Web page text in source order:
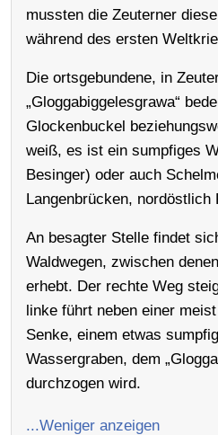
mussten die Zeuterner
während des ersten
Die ortsgebundene, in
„Gloggabiggelesgrawa“
Glockenbuckel
weiß, es ist ein sumpfiges
Besinger) oder auch
Langenbrücken, nordöstlich
An besagter Stelle findet
Waldwegen, zwischen
erhebt. Der rechte Weg
linke führt neben einer
Senke, einem etwas
Wassergraben, dem
durchzogen wird.
...Weniger anzeigen